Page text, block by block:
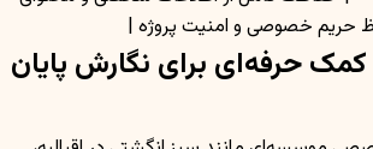
خصوصی و امنیت پروژه |
کمک حرفه‌ای برای نگارش پایان